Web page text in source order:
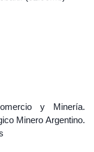
y Minería.
Minero Argentino.